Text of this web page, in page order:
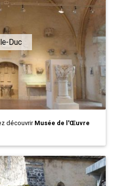
Duc
découvrirMusée de l'Œuvre